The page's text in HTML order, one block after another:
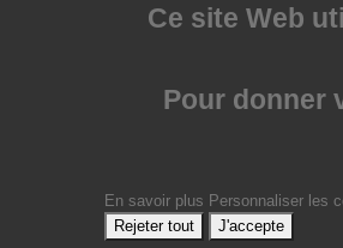
Ce site Web
Pour donner
En savoir plus Personnaliser les
Rejeter tout
J'accepte